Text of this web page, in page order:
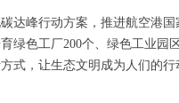
达峰行动方案，推进航空港
绿色工厂200个、绿色工业园
式，让生态文明成为人们的行